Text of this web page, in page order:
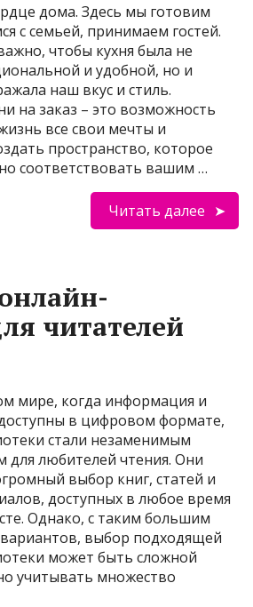
дома. Здесь мы готовим
с семьей, принимаем гостей.
чтобы кухня была не
и удобной, но и
наш вкус и стиль.
на заказ – это возможность
все свои мечты и
пространство, которое
соответствовать вашим …
Читать далее
читателей
мире, когда информация и
в цифровом формате,
стали незаменимым
для любителей чтения. Они
выбор книг, статей и
доступных в любое время
Однако, с таким большим
выбор подходящей
может быть сложной
учитывать множество